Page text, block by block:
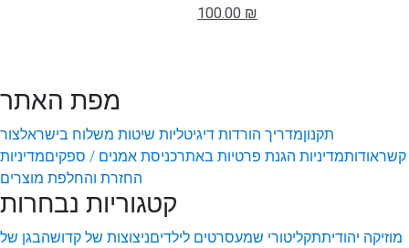
100.00 ₪
מפת האתר
תקנוןמדריך הורדות דיגיטליות שיטות משלוח בישראלצור
קשראודותמדיניות הגנת פרטיות באתרכניסת אמנים / ספקיםמדיניות
החזרת והחלפת מוצרים
קטגוריות נבחרות
מוזיקה יהודיתתקליטורי שמעסרטים לילדיםניצוצות של קדושהבגן של